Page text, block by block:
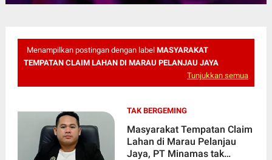
Menampilkan postingan dengan label MASYARAKAT
TEMPATAN CLAIM LAHAN DI MARAU PELANJAU JAYA
Tunjukkan semua
TAK BERGEMING
Masyarakat Tempatan Claim
Lahan di Marau Pelanjau
Jaya, PT Minamas tak